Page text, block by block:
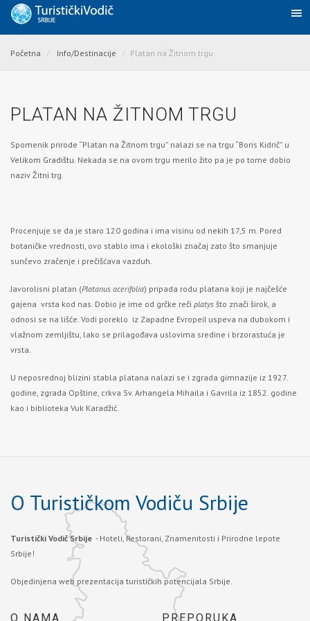
Početna Info/Destinacije Platan na Žitnom trgu
PLATAN NA ŽITNOM TRGU
Spomenik prirode “Platan na Žitnom trgu” nalazi se na trgu “Boris Kidrič” u
Velikom Gradištu. Nekada se na ovom trgu merilo žito pa je po tome dobio
naziv Žitni trg.
Procenjuje se da je staro 120 godina i ima visinu od nekih 17,5 m. Pored
botaničke vrednosti, ovo stablo ima i ekološki značaj zato što smanjuje
sunčevo zračenje i prečišćava vazduh.
Javorolisni platan (Platanus acerifolia) pripada rodu platana koji je najčešće
gajena vrsta kod nas. Dobio je ime od grčke reči platys što znači širok, a
odnosi se na lišće. Vodi poreklo iz Zapadne EvropeiI uspeva na dubokom i
vlažnom zemljištu, lako se prilagođava uslovima sredine i brzorastuća je
vrsta.
U neposrednoj blizini stabla platana nalazi se i zgrada gimnazije iz 1927.
godine, zgrada Opštine, crkva Sv. Arhangela Mihaila i Gavrila iz 1852. godine
kao i biblioteka Vuk Karadžić.
O Turističkom Vodiču Srbije
Turistički Vodič Srbije - Hoteli, Restorani, Znamenitosti i Prirodne lepote
Srbije!
Objedinjena web prezentacija turističkih potencijala Srbije.
O NAMA PREPORUKA